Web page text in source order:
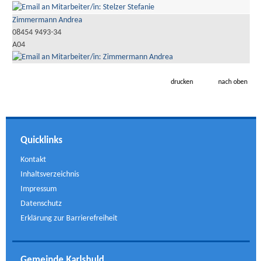
Zimmermann Andrea
08454 9493-34
A04
drucken nach oben
Quicklinks
Kontakt
Inhaltsverzeichnis
Impressum
Datenschutz
Erklärung zur Barrierefreiheit